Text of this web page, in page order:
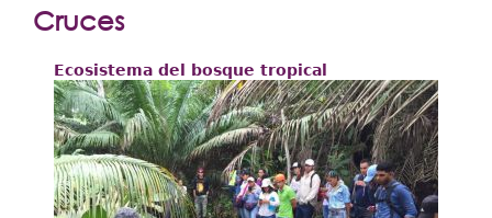
Servicios
Internacional
Transparencia
Cruces
Ecosistema del bosque tropical